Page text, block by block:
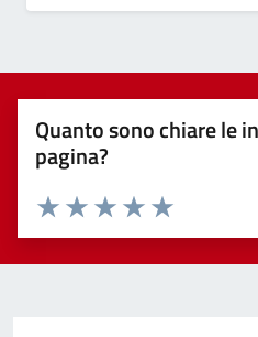
Quanto sono chiare le
pagina?
Valuta 5
Valuta 4 stelle su
Valuta 3 stelle su 5
Valuta 2 stelle su 5
Valuta 1 stelle su 5